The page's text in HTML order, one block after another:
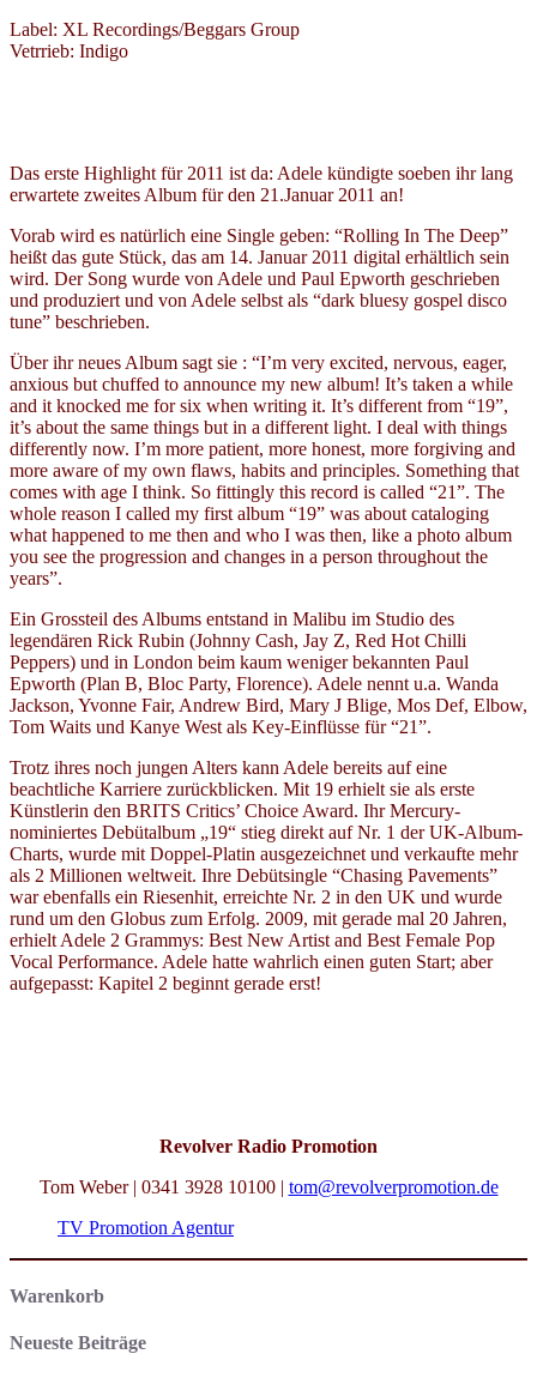
Label: XL Recordings/Beggars Group
Vetrrieb: Indigo
Das erste Highlight für 2011 ist da: Adele kündigte soeben ihr lang
erwartete zweites Album für den 21.Januar 2011 an!
Vorab wird es natürlich eine Single geben: “Rolling In The Deep”
heißt das gute Stück, das am 14. Januar 2011 digital erhältlich sein
wird. Der Song wurde von Adele und Paul Epworth geschrieben
und produziert und von Adele selbst als “dark bluesy gospel disco
tune” beschrieben.
Über ihr neues Album sagt sie : “I’m very excited, nervous, eager,
anxious but chuffed to announce my new album! It’s taken a while
and it knocked me for six when writing it. It’s different from “19”,
it’s about the same things but in a different light. I deal with things
differently now. I’m more patient, more honest, more forgiving and
more aware of my own flaws, habits and principles. Something that
comes with age I think. So fittingly this record is called “21”. The
whole reason I called my first album “19” was about cataloging
what happened to me then and who I was then, like a photo album
you see the progression and changes in a person throughout the
years”.
Ein Grossteil des Albums entstand in Malibu im Studio des
legendären Rick Rubin (Johnny Cash, Jay Z, Red Hot Chilli
Peppers) und in London beim kaum weniger bekannten Paul
Epworth (Plan B, Bloc Party, Florence). Adele nennt u.a. Wanda
Jackson, Yvonne Fair, Andrew Bird, Mary J Blige, Mos Def, Elbow,
Tom Waits und Kanye West als Key-Einflüsse für “21”.
Trotz ihres noch jungen Alters kann Adele bereits auf eine
beachtliche Karriere zurückblicken. Mit 19 erhielt sie als erste
Künstlerin den BRITS Critics’ Choice Award. Ihr Mercury-
nominiertes Debütalbum „19“ stieg direkt auf Nr. 1 der UK-Album-
Charts, wurde mit Doppel-Platin ausgezeichnet und verkaufte mehr
als 2 Millionen weltweit. Ihre Debütsingle “Chasing Pavements”
war ebenfalls ein Riesenhit, erreichte Nr. 2 in den UK und wurde
rund um den Globus zum Erfolg. 2009, mit gerade mal 20 Jahren,
erhielt Adele 2 Grammys: Best New Artist and Best Female Pop
Vocal Performance. Adele hatte wahrlich einen guten Start; aber
aufgepasst: Kapitel 2 beginnt gerade erst!
Revolver Radio Promotion
Tom Weber | 0341 3928 10100 | tom@revolverpromotion.de
TV Promotion Agentur
Warenkorb
Neueste Beiträge